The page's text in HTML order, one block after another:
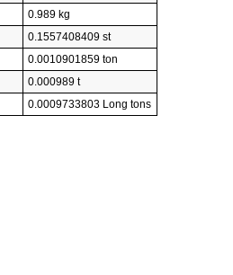
0.989 kg
0.1557408409 st
0.0010901859 ton
0.000989 t
0.0009733803 Long tons